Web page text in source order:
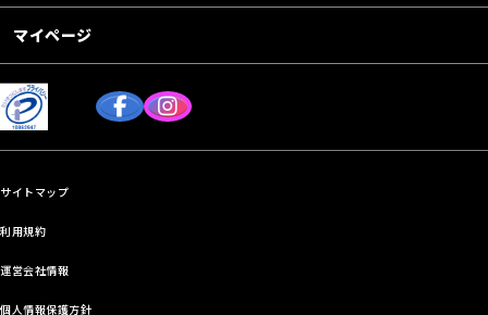
マイページ
サイトマップ
利用規約
運営会社情報
個人情報保護方針